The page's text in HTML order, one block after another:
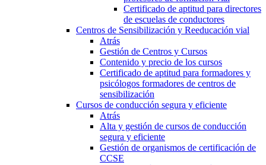
Certificado de aptitud para directores
de escuelas de conductores
Centros de Sensibilización y Reeducación vial
Atrás
Gestión de Centros y Cursos
Contenido y precio de los cursos
Certificado de aptitud para formadores y
psicólogos formadores de centros de
sensibilización
Cursos de conducción segura y eficiente
Atrás
Alta y gestión de cursos de conducción
segura y eficiente
Gestión de organismos de certificación de
CCSE